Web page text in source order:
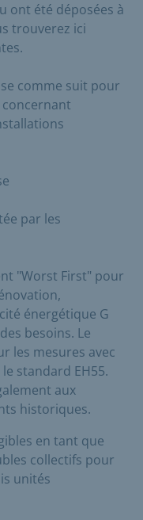
ont été déposées à
trouverez ici
comme suit pour
par les
"Worst First" pour
énergétique G
besoins. Le
les mesures avec
standard EH55.
aux
historiques.
en tant que
collectifs pour
unités